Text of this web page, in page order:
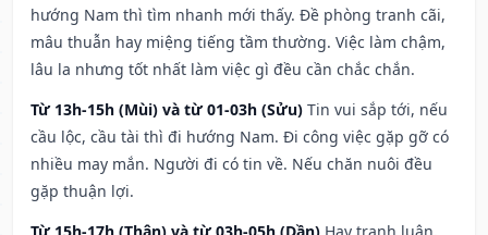
hướng Nam thì tìm nhanh mới thấy. Đề phòng tranh cãi,
mâu thuẫn hay miệng tiếng tầm thường. Việc làm chậm,
lâu la nhưng tốt nhất làm việc gì đều cần chắc chắn.
Từ 13h-15h (Mùi) và từ 01-03h (Sửu) Tin vui sắp tới, nếu
cầu lộc, cầu tài thì đi hướng Nam. Đi công việc gặp gỡ có
nhiều may mắn. Người đi có tin về. Nếu chăn nuôi đều
gặp thuận lợi.